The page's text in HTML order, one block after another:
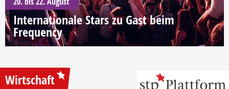
Internationale Stars zu Gast beim
Frequency
Wirtschaft